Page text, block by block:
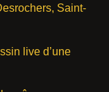
Saint-
live d’une